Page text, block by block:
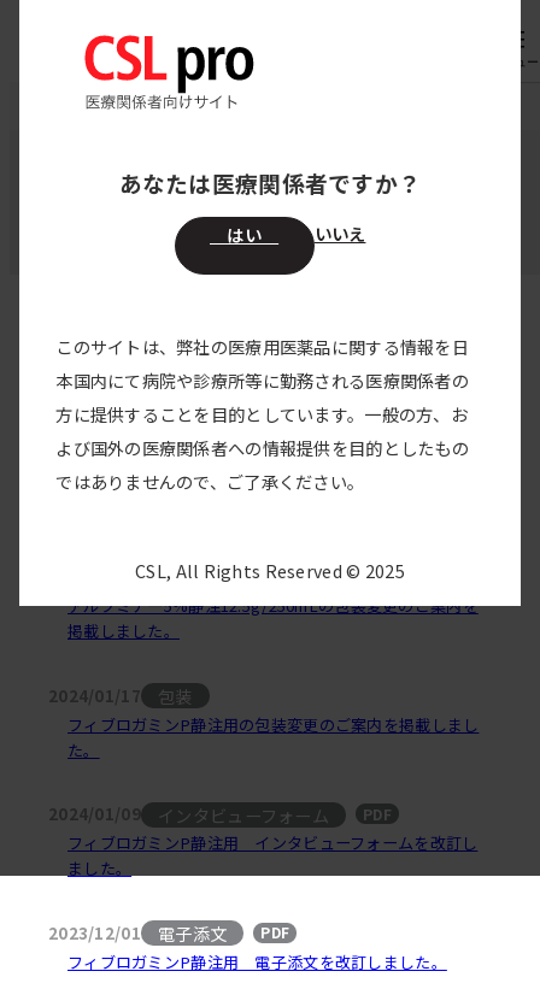
メニュー
CSL pro お知らせ
お知らせ
すべての製品
すべてのカテゴリー
2024/01/17 包装
アルブミナー25%静注12.5g/50mLの包装変更のご案内を
2024/01/17 包装
アルブミナー5%静注12.5g/250mLの包装変更のご案内を
掲載しました。
2024/01/17 包装
フィブロガミンP静注用の包装変更のご案内を掲載しまし
た。
2024/01/09 インタビューフォーム PDF
フィブロガミンP静注用 インタビューフォームを改訂し
ました。
2023/12/01 電子添文 PDF
フィブロガミンP静注用 電子添文を改訂しました。
あなたは医療関係者ですか？
はい いいえ
このサイトは、弊社の医療用医薬品に関する情報を日
本国内にて病院や診療所等に勤務される医療関係者の
方に提供することを目的としています。一般の方、お
よび国外の医療関係者への情報提供を目的としたもの
ではありませんので、ご了承ください。
CSL, All Rights Reserved © 2025